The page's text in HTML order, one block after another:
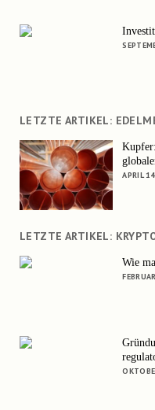
LETZTE ARTIKEL:
APRIL
LETZTE ARTIKEL:
Wie